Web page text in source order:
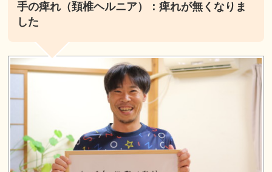
手の痺れ（頚椎ヘルニア）：痺れが無くなりま
した